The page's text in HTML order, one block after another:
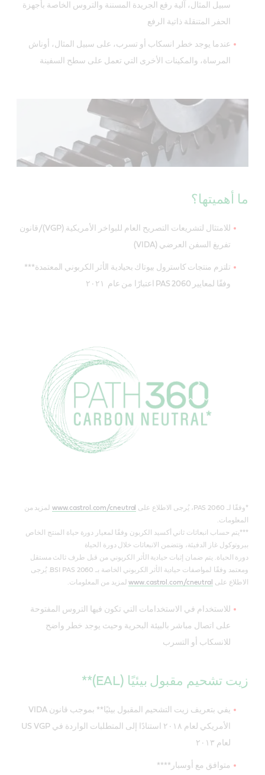
سبيل المثال، آلية رفع الجريدة المسننة والتروس الخاصة بأجهزة
الحفر المتنقلة ذاتية الرفع
عندما يوجد خطر انسكاب أو تسرب، على سبيل المثال، أوناش
المرساة، والمكينات الأخرى التي تعمل على سطح السفينة
ما أهميتها؟
للامتثال لتشريعات التصريح العام للبواخر الأمريكية (VGP)/قانون
تفريغ السفن العرضي (VIDA)
تلتزم منتجات كاسترول بيوتاك بحيادية الأثر الكربوني المعتمدة***
وفقًا لمعايير PAS 2060 اعتبارًا من عام ٢٠٢١
*وفقًا لـ PAS 2060، يُرجى الاطلاع على www.castrol.com/cneutral لمزيد من
المعلومات.
***يتم حساب انبعاثات ثاني أكسيد الكربون وفقًا لمعيار دورة حياة المنتج الخاص
ببروتوكول غاز الدفيئة، وتتضمن الانبعاثات خلال دورة الحياة
دورة الحياة. يتم ضمان إثبات حيادية الأثر الكربوني من قبل طرف ثالث مستقل
ومعتمد وفقًا لمواصفات حيادية الأثر الكربوني الخاصة بـ BSI PAS 2060. يُرجى
الاطلاع على www.castrol.com/cneutralلمزيد من المعلومات.
للاستخدام في الاستخدامات التي تكون فيها التروس المفتوحة
على اتصال مباشر بالبيئة البحرية وحيث يوجد خطر واضح
للانسكاب أو التسرب
زيت تشحيم مقبول بيئيًا (EAL)**
يفي بتعريف زيت التشحيم المقبول بيئيًا** بموجب قانون VIDA
الأمريكي لعام ٢٠١٨ استنادًا إلى المتطلبات الواردة في US VGP
لعام ٢٠١٣
متوافق مع أوسبار****